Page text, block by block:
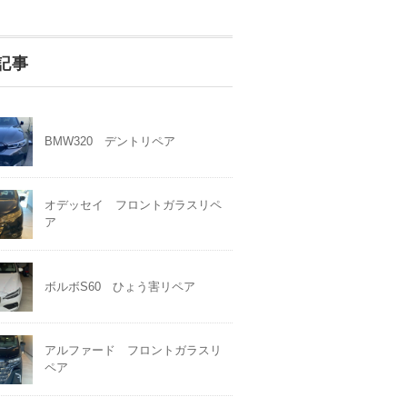
事
BMW320 デントリペア
オデッセイ フロントガラスリペ
ア
ボルボS60 ひょう害リペア
アルファード フロントガラスリ
ペア